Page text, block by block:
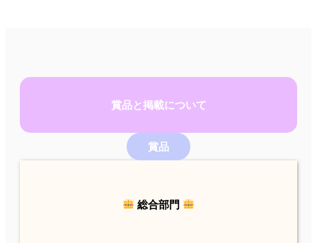
賞品と掲載について
賞品
総合部門